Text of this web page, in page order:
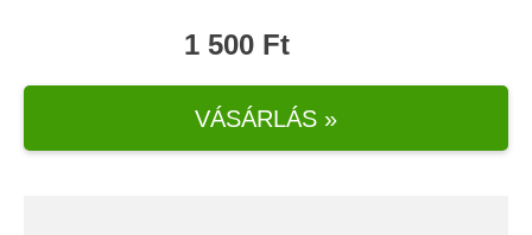
1 500 Ft
VÁSÁRLÁS »